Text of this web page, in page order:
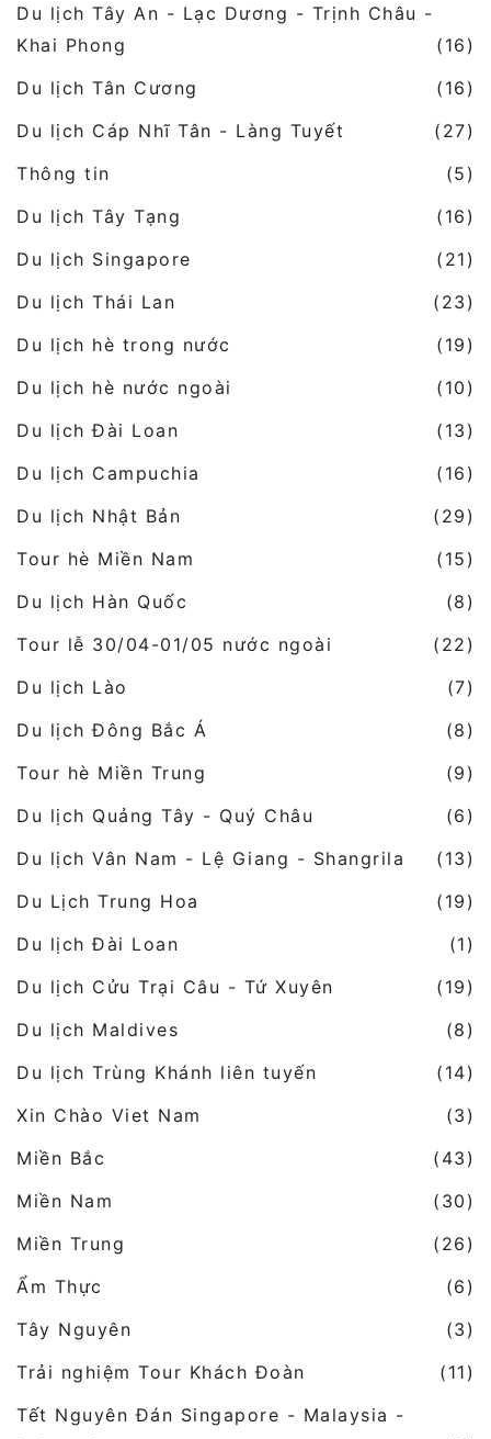
Du lịch Tây An - Lạc Dương - Trịnh Châu -
Khai Phong
(16)
Du lịch Tân Cương
(16)
Du lịch Cáp Nhĩ Tân - Làng Tuyết
(27)
Thông tin
(5)
Du lịch Tây Tạng
(16)
Du lịch Singapore
(21)
Du lịch Thái Lan
(23)
Du lịch hè trong nước
(19)
Du lịch hè nước ngoài
(10)
Du lịch Đài Loan
(13)
Du lịch Campuchia
(16)
Du lịch Nhật Bản
(29)
Tour hè Miền Nam
(15)
Du lịch Hàn Quốc
(8)
Tour lễ 30/04-01/05 nước ngoài
(22)
Du lịch Lào
(7)
Du lịch Đông Bắc Á
(8)
Tour hè Miền Trung
(9)
Du lịch Quảng Tây - Quý Châu
(6)
Du lịch Vân Nam - Lệ Giang - Shangrila
(13)
Du Lịch Trung Hoa
(19)
Du lịch Đài Loan
(1)
Du lịch Cửu Trại Câu - Tứ Xuyên
(19)
Du lịch Maldives
(8)
Du lịch Trùng Khánh liên tuyến
(14)
Xin Chào Viet Nam
(3)
Miền Bắc
(43)
Miền Nam
(30)
Miền Trung
(26)
Ẩm Thực
(6)
Tây Nguyên
(3)
Trải nghiệm Tour Khách Đoàn
(11)
Tết Nguyên Đán Singapore - Malaysia -